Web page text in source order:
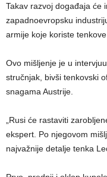
Takav razvoj događaja će
zapadnoevropsku
armije koje koriste
Ovo mišljenje je u
stručnjak, bivši tenkovski
snagama Austrije.
„Rusi će rastaviti
ekspert. Po njegovom
najvažnije detalje tenka